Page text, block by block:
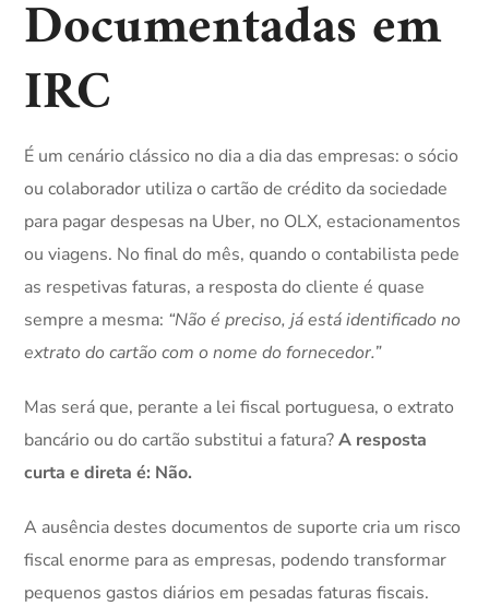
Documentadas em
IRC
É um cenário clássico no dia a dia das empresas: o sócio
ou colaborador utiliza o cartão de crédito da sociedade
para pagar despesas na Uber, no OLX, estacionamentos
ou viagens. No final do mês, quando o contabilista pede
as respetivas faturas, a resposta do cliente é quase
sempre a mesma: “Não é preciso, já está identificado no
extrato do cartão com o nome do fornecedor.”
Mas será que, perante a lei fiscal portuguesa, o extrato
bancário ou do cartão substitui a fatura?A resposta
curta e direta é: Não.
A ausência destes documentos de suporte cria um risco
fiscal enorme para as empresas, podendo transformar
pequenos gastos diários em pesadas faturas fiscais.